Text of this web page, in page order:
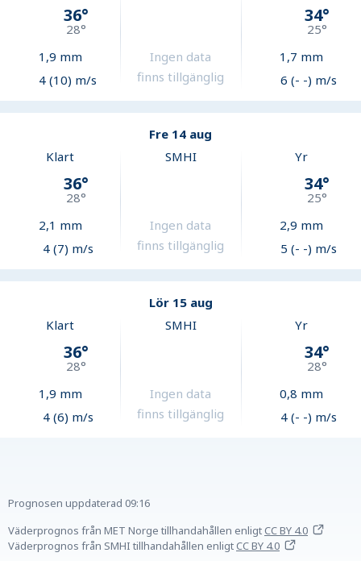
36°
28°
1,9 mm
4 (10) m/s
Ingen data
finns tillgänglig
34°
25°
1,7 mm
6 (- -) m/s
Fre 14 aug
Klart
36°
28°
2,1 mm
4 (7) m/s
SMHI
Ingen data
finns tillgänglig
Yr
34°
25°
2,9 mm
5 (- -) m/s
Lör 15 aug
Klart
36°
28°
1,9 mm
4 (6) m/s
SMHI
Ingen data
finns tillgänglig
Yr
34°
28°
0,8 mm
4 (- -) m/s
Prognosen uppdaterad 09:16
Väderprognos från MET Norge tillhandahållen enligtCC BY 4.0
Väderprognos från SMHI tillhandahållen enligtCC BY 4.0